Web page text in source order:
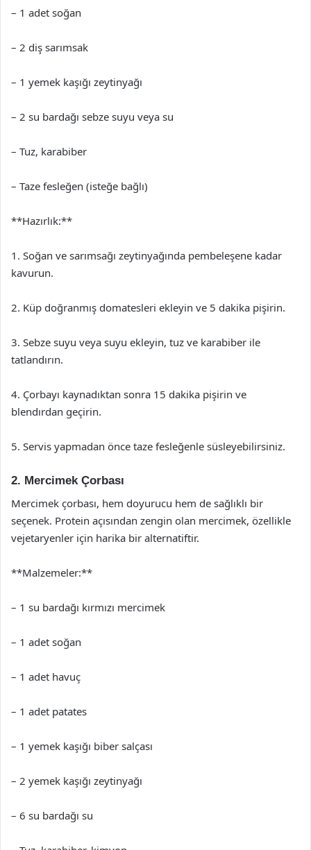
– 1 adet soğan
– 2 diş sarımsak
– 1 yemek kaşığı zeytinyağı
– 2 su bardağı sebze suyu veya su
– Tuz, karabiber
– Taze fesleğen (isteğe bağlı)
**Hazırlık:**
1. Soğan ve sarımsağı zeytinyağında pembeleşene kadar
kavurun.
2. Küp doğranmış domatesleri ekleyin ve 5 dakika pişirin.
3. Sebze suyu veya suyu ekleyin, tuz ve karabiber ile
tatlandırın.
4. Çorbayı kaynadıktan sonra 15 dakika pişirin ve
blendırdan geçirin.
5. Servis yapmadan önce taze fesleğenle süsleyebilirsiniz.
2. Mercimek Çorbası
Mercimek çorbası, hem doyurucu hem de sağlıklı bir
seçenek. Protein açısından zengin olan mercimek, özellikle
vejetaryenler için harika bir alternatiftir.
**Malzemeler:**
– 1 su bardağı kırmızı mercimek
– 1 adet soğan
– 1 adet havuç
– 1 adet patates
– 1 yemek kaşığı biber salçası
– 2 yemek kaşığı zeytinyağı
– 6 su bardağı su